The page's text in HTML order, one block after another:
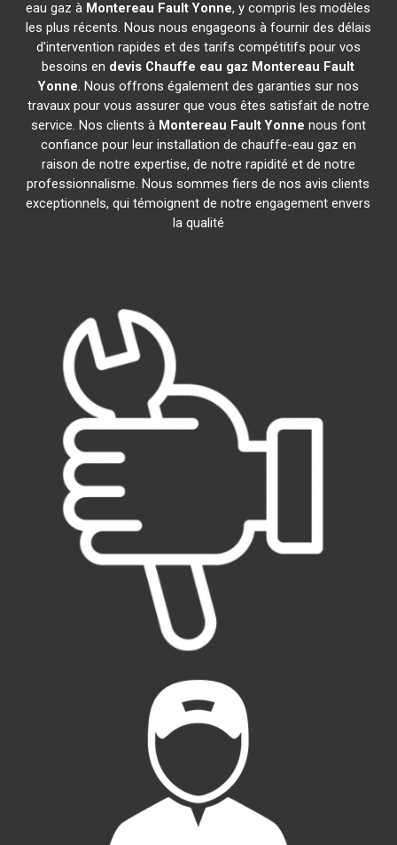
eau gaz à Montereau Fault Yonne, y compris les modèles
les plus récents. Nous nous engageons à fournir des délais
d'intervention rapides et des tarifs compétitifs pour vos
besoins en devis Chauffe eau gaz Montereau Fault
Yonne. Nous offrons également des garanties sur nos
travaux pour vous assurer que vous êtes satisfait de notre
service. Nos clients à Montereau Fault Yonne nous font
confiance pour leur installation de chauffe-eau gaz en
raison de notre expertise, de notre rapidité et de notre
professionnalisme. Nous sommes fiers de nos avis clients
exceptionnels, qui témoignent de notre engagement envers
la qualité